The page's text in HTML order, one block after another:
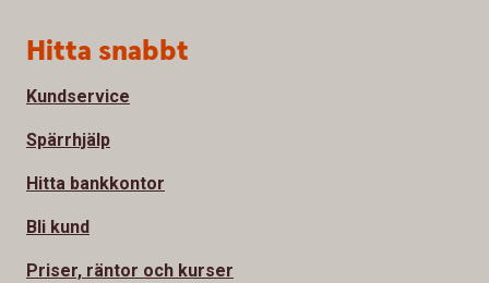
Sidfot
Hitta snabbt
Kundservice
Spärrhjälp
Hitta bankkontor
Bli kund
Priser, räntor och kurser